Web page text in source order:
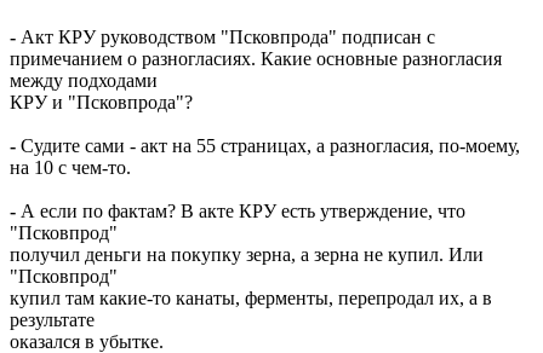
- Акт КРУ руководством "Псковпрода" подписан с
примечанием о разногласиях. Какие основные разногласия
между подходами
КРУ и "Псковпрода"?
- Судите сами - акт на 55 страницах, а разногласия, по-моему,
на 10 с чем-то.
- А если по фактам? В акте КРУ есть утверждение, что
"Псковпрод"
получил деньги на покупку зерна, а зерна не купил. Или
"Псковпрод"
купил там какие-то канаты, ферменты, перепродал их, а в
результате
оказался в убытке.